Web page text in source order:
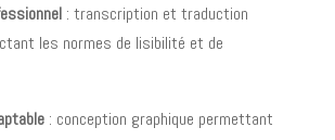
: transcription et traduction
les normes de lisibilité et de
: conception graphique permettant